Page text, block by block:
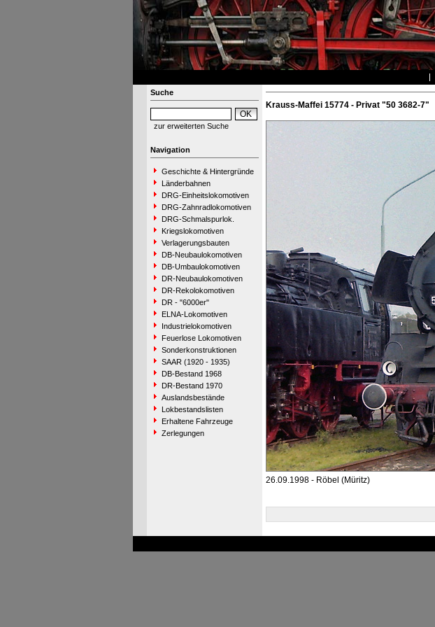
Suche
zur erweiterten Suche
Navigation
Geschichte & Hintergründe
Länderbahnen
DRG-Einheitslokomotiven
DRG-Zahnradlokomotiven
DRG-Schmalspurlok.
Kriegslokomotiven
Verlagerungsbauten
DB-Neubaulokomotiven
DB-Umbaulokomotiven
DR-Neubaulokomotiven
DR-Rekolokomotiven
DR - "6000er"
ELNA-Lokomotiven
Industrielokomotiven
Feuerlose Lokomotiven
Sonderkonstruktionen
SAAR (1920 - 1935)
DB-Bestand 1968
DR-Bestand 1970
Auslandsbestände
Lokbestandslisten
Erhaltene Fahrzeuge
Zerlegungen
Krauss-Maffei 15774 - Privat "50 3682-7"
26.09.1998 - Röbel (Müritz)